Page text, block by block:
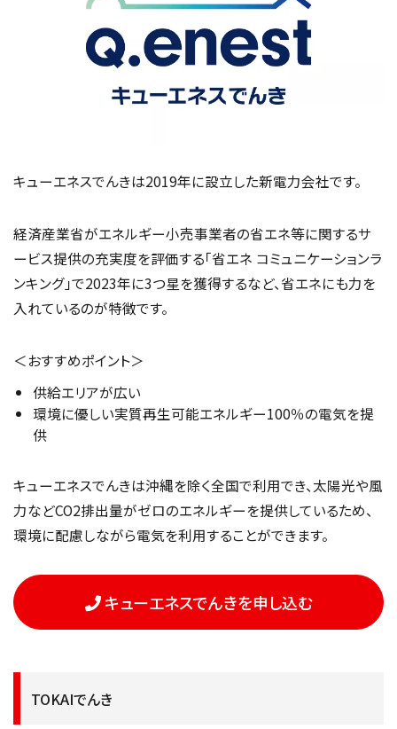
キューエネスでんきは2019年に設立した新電力会社です。
経済産業省がエネルギー小売事業者の省エネ等に関するサ
ービス提供の充実度を評価する「省エネ コミュニケーションラ
ンキング」で2023年に3つ星を獲得するなど、省エネにも力を
入れているのが特徴です。
＜おすすめポイント＞
供給エリアが広い
環境に優しい実質再生可能エネルギー100％の電気を提
供
キューエネスでんきは沖縄を除く全国で利用でき、太陽光や風
力などCO2排出量がゼロのエネルギーを提供しているため、
環境に配慮しながら電気を利用することができます。
キューエネスでんきを申し込む
TOKAIでんき